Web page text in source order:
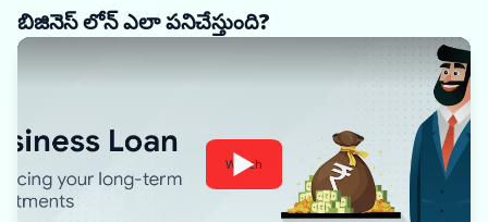
బిజినెస్ లోన్ ఎలా పనిచేస్తుంది?
Watch